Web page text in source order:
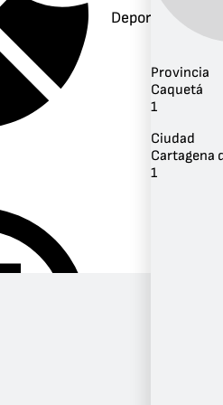
Deportes
Provincia
Caquetá
1
Ciudad
Cartagena
1